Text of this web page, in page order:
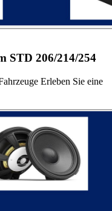
STD 206/214/254
Erleben Sie eine